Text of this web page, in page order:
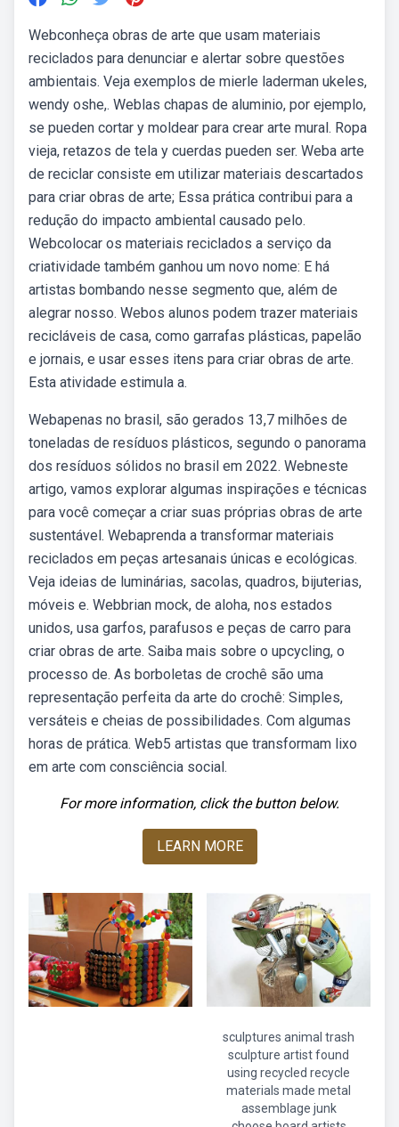
Webconheça obras de arte que usam materiais
reciclados para denunciar e alertar sobre questões
ambientais. Veja exemplos de mierle laderman ukeles,
wendy oshe,. Weblas chapas de aluminio, por ejemplo,
se pueden cortar y moldear para crear arte mural. Ropa
vieja, retazos de tela y cuerdas pueden ser. Weba arte
de reciclar consiste em utilizar materiais descartados
para criar obras de arte; Essa prática contribui para a
redução do impacto ambiental causado pelo.
Webcolocar os materiais reciclados a serviço da
criatividade também ganhou um novo nome: E há
artistas bombando nesse segmento que, além de
alegrar nosso. Webos alunos podem trazer materiais
recicláveis de casa, como garrafas plásticas, papelão
e jornais, e usar esses itens para criar obras de arte.
Esta atividade estimula a.
Webapenas no brasil, são gerados 13,7 milhões de
toneladas de resíduos plásticos, segundo o panorama
dos resíduos sólidos no brasil em 2022. Webneste
artigo, vamos explorar algumas inspirações e técnicas
para você começar a criar suas próprias obras de arte
sustentável. Webaprenda a transformar materiais
reciclados em peças artesanais únicas e ecológicas.
Veja ideias de luminárias, sacolas, quadros, bijuterias,
móveis e. Webbrian mock, de aloha, nos estados
unidos, usa garfos, parafusos e peças de carro para
criar obras de arte. Saiba mais sobre o upcycling, o
processo de. As borboletas de crochê são uma
representação perfeita da arte do crochê: Simples,
versáteis e cheias de possibilidades. Com algumas
horas de prática. Web5 artistas que transformam lixo
em arte com consciência social.
For more information, click the button below.
LEARN MORE
sculptures animal trash
sculpture artist found
using recycled recycle
materials made metal
assemblage junk